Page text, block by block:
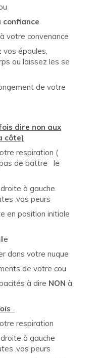
confiance
votre convenance
vos épaules,
ou laissez les se
de votre
dire non aux
côte)
respiration (
pas de battre le
à gauche
,vos peurs
en position initiale
dans votre nuque
de votre cou
à dire NON à
respiration
à gauche
,vos peurs